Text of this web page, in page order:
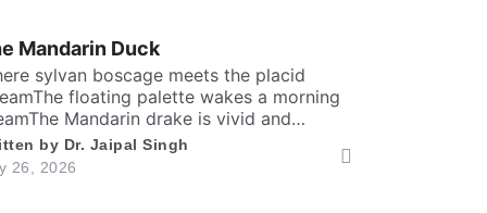
glideInstead their powerful legs loudly
dusty desert tracks as their […]
Mandarin Duck
sylvan boscage meets the placid
floating palette wakes a morning
Mandarin drake is vivid and
brightIn shining copper, gold and
iris dight. Its sail-bound plumes tilt like
by Dr. Jaipal Singh
26, 2026